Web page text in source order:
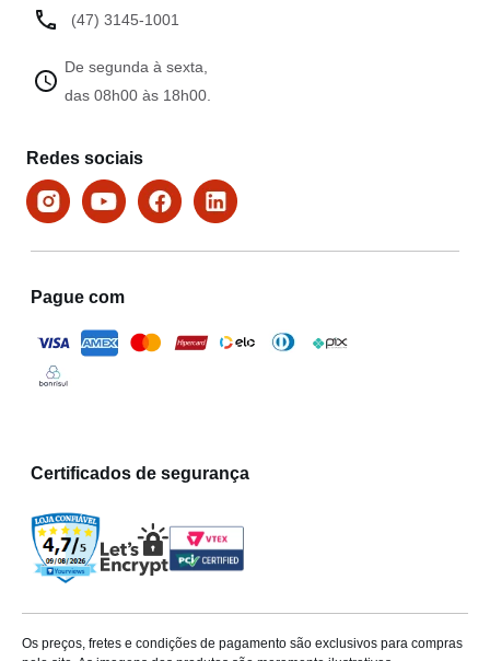
(47) 3145-1001
De segunda à sexta,
das 08h00 às 18h00.
Redes sociais
Pague com
Certificados de segurança
Os preços, fretes e condições de pagamento são exclusivos para compras